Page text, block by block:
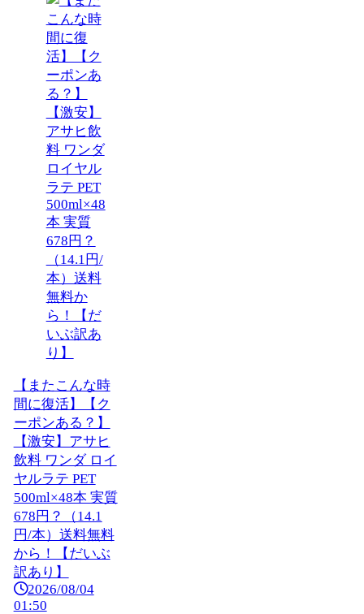
【またこんな時
間に復活】【ク
ーポンある？】
【激安】アサヒ
飲料 ワンダ ロイ
ヤルラテ PET
500ml×48本 実質
678円？（14.1
円/本）送料無料
から！【だいぶ
訳あり】
2026/08/04
01:50